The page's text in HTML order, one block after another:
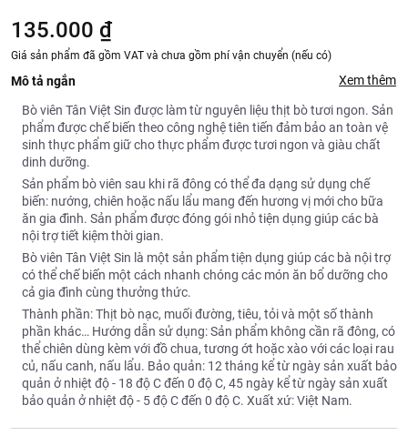
135.000 ₫
Giá sản phẩm đã gồm VAT và chưa gồm phí vận chuyển (nếu có)
Mô tả ngắn Xem thêm
Bò viên Tân Việt Sin được làm từ nguyên liệu thịt bò tươi ngon. Sản
phẩm được chế biến theo công nghệ tiên tiến đảm bảo an toàn vệ
sinh thực phẩm giữ cho thực phẩm được tươi ngon và giàu chất
dinh dưỡng.
Sản phẩm bò viên sau khi rã đông có thể đa dạng sử dụng chế
biến: nướng, chiên hoặc nấu lẩu mang đến hương vị mới cho bữa
ăn gia đình. Sản phẩm được đóng gói nhỏ tiện dụng giúp các bà
nội trợ tiết kiệm thời gian.
Bò viên Tân Việt Sin là một sản phẩm tiện dụng giúp các bà nội trợ
có thể chế biến một cách nhanh chóng các món ăn bổ dưỡng cho
cả gia đình cùng thưởng thức.
Thành phần: Thịt bò nạc, muối đường, tiêu, tỏi và một số thành
phần khác… Hướng dẫn sử dụng: Sản phẩm không cần rã đông, có
thể chiên dùng kèm với đồ chua, tương ớt hoặc xào với các loại rau
củ, nấu canh, nấu lẩu. Bảo quản: 12 tháng kể từ ngày sản xuất bảo
quản ở nhiệt độ - 18 độ C đến 0 độ C, 45 ngày kể từ ngày sản xuất
bảo quản ở nhiệt độ - 5 độ C đến 0 độ C. Xuất xứ: Việt Nam.